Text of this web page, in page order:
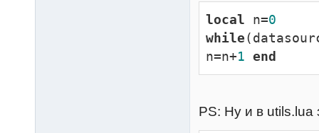
db_name=%s)"
end
return
end
end
end
    sleep(
for _,
local n=0
while
n=n+1 end
PS: Ну и в utils.lua